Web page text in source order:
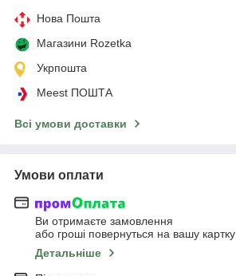
Нова Пошта
Магазини Rozetka
Укрпошта
Meest ПОШТА
Всі умови доставки
Умови оплати
Ви отримаєте замовлення
або гроші повернуться на вашу картку
Детальніше